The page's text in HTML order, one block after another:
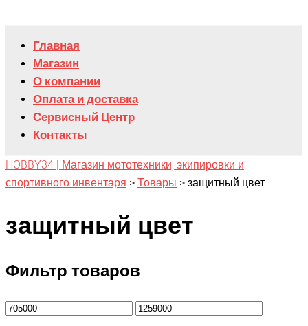
Главная
Магазин
О компании
Оплата и доставка
Сервисный Центр
Контакты
HOBBY34 | Магазин мототехники, экипировки и
спортивного инвентаря > Товары > защитный цвет
защитный цвет
Фильтр товаров